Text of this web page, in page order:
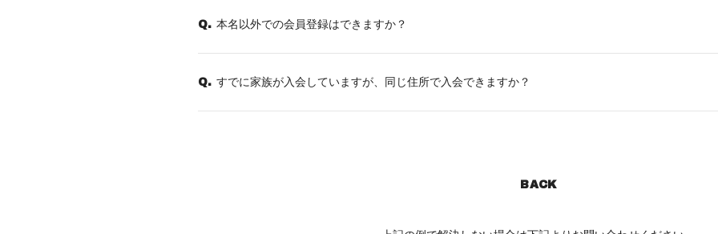
Q. 本名以外での会員登録はできますか？
Q. すでに家族が入会していますが、同じ住所で入会できますか？
BACK